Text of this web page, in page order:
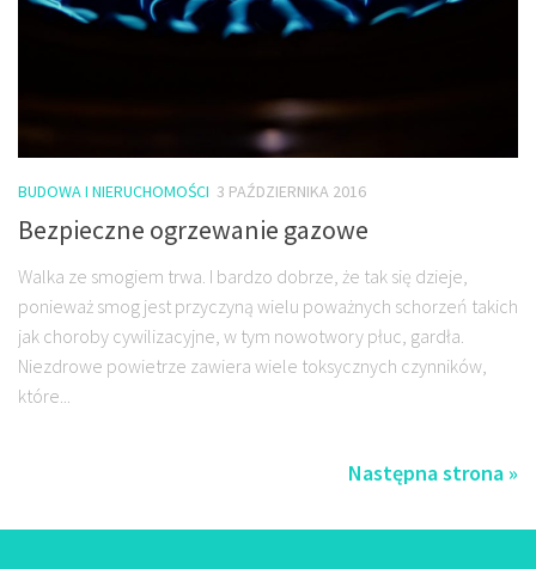
BUDOWA I NIERUCHOMOŚCI 3 PAŹDZIERNIKA 2016
Bezpieczne ogrzewanie gazowe
Walka ze smogiem trwa. I bardzo dobrze, że tak się dzieje,
ponieważ smog jest przyczyną wielu poważnych schorzeń takich
jak choroby cywilizacyjne, w tym nowotwory płuc, gardła.
Niezdrowe powietrze zawiera wiele toksycznych czynników,
które...
Następna strona »